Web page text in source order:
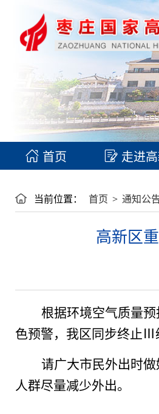
首页 走进
当前位置： 首页 > 通知公
高新区
根据环境空气质量
色预警， 我区同步终止 Ⅲ
请广大市民外出时
人群尽量减少外出。